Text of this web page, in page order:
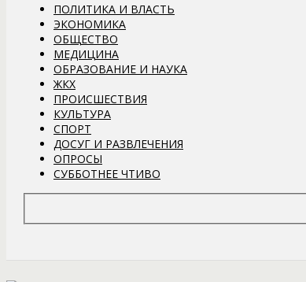
ПОЛИТИКА И ВЛАСТЬ
ЭКОНОМИКА
ОБЩЕСТВО
МЕДИЦИНА
ОБРАЗОВАНИЕ И НАУКА
ЖКХ
ПРОИСШЕСТВИЯ
КУЛЬТУРА
СПОРТ
ДОСУГ И РАЗВЛЕЧЕНИЯ
ОПРОСЫ
СУББОТНЕЕ ЧТИВО